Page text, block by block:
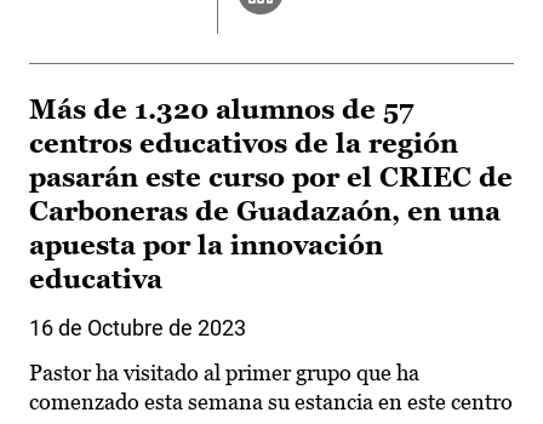
Más de 1.320 alumnos de 57
centros educativos de la región
pasarán este curso por el CRIEC de
Carboneras de Guadazaón, en una
apuesta por la innovación
educativa
16 de Octubre de 2023
Pastor ha visitado al primer grupo que ha
comenzado esta semana su estancia en este centro